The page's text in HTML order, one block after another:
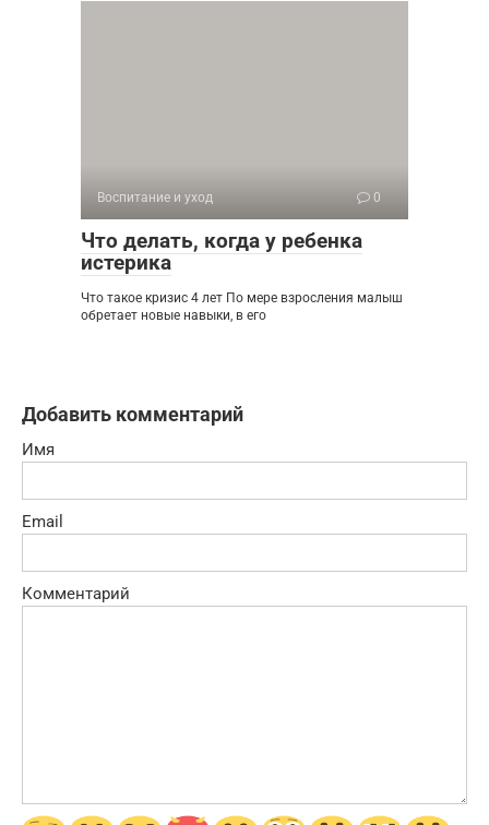
Воспитание и уход 0
Что делать, когда у ребенка
истерика
Что такое кризис 4 лет По мере взросления малыш
обретает новые навыки, в его
Добавить комментарий
Имя
Email
Комментарий